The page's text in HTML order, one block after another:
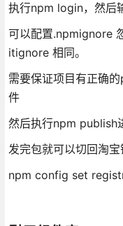
执行npm login，然后
可以配置.npmignore
itignore 相同。
需要保证项目有正确
件
然后执行npm publish
发完包就可以切回淘宝
npm config set